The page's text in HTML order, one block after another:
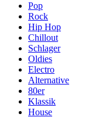
Pop
Rock
Hip Hop
Chillout
Schlager
Oldies
Electro
Alternative
80er
Klassik
House